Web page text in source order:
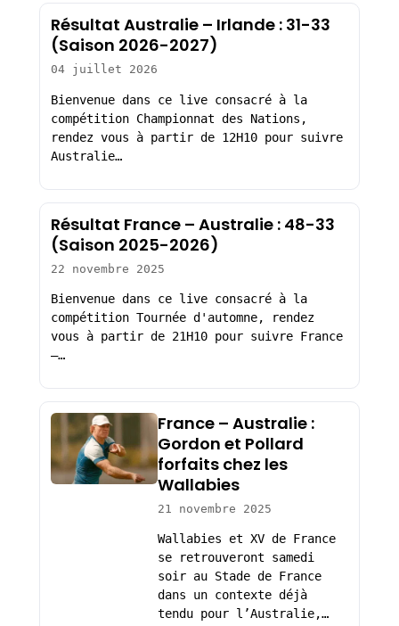
Résultat Australie – Irlande : 31-33
(Saison 2026-2027)
04 juillet 2026
Bienvenue dans ce live consacré à la
compétition Championnat des Nations,
rendez vous à partir de 12H10 pour suivre
Australie…
Résultat France – Australie : 48-33
(Saison 2025-2026)
22 novembre 2025
Bienvenue dans ce live consacré à la
compétition Tournée d'automne, rendez
vous à partir de 21H10 pour suivre France
–…
France – Australie :
Gordon et Pollard
forfaits chez les
Wallabies
21 novembre 2025
Wallabies et XV de France
se retrouveront samedi
soir au Stade de France
dans un contexte déjà
tendu pour l’Australie,…